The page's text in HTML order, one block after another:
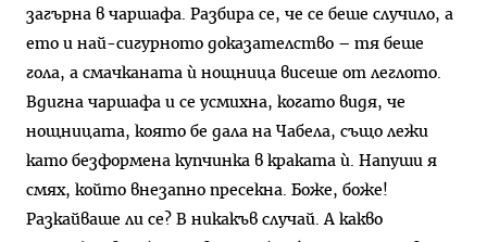
загърна в чаршафа. Разбира се, че се беше случило, а
ето и най-сигурното доказателство – тя беше
гола, а смачканата ѝ нощница висеше от леглото.
Вдигна чаршафа и се усмихна, когато видя, че
нощницата, която бе дала на Чабела, също лежи
като безформена купчинка в краката ѝ. Напуши я
смях, който внезапно пресекна. Боже, боже!
Разкайваше ли се? В никакъв случай. А какво